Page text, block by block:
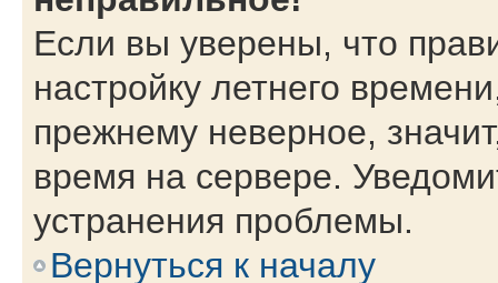
Если вы уверены, что
настройку летнего
прежнему неверное,
время на сервере.
устранения проблемы.
Вернуться к началу